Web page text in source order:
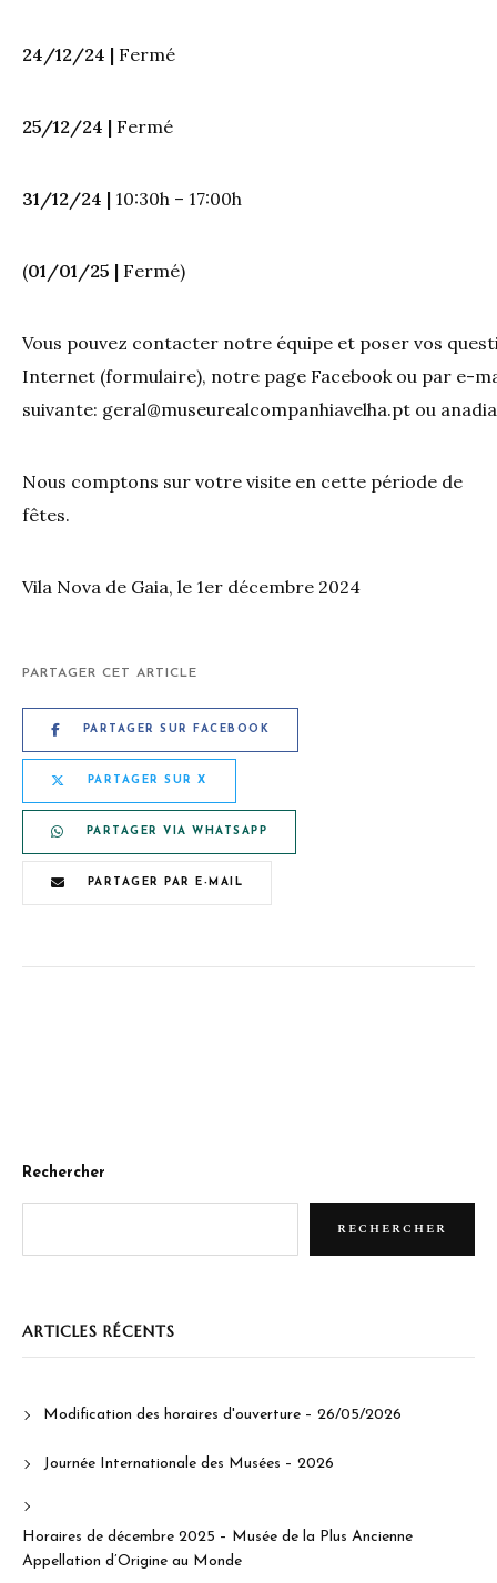
24/12/24 | Fermé
25/12/24 | Fermé
31/12/24 | 10:30h – 17:00h
(01/01/25 | Fermé)
Vous pouvez contacter notre équipe et poser vos
Internet (formulaire), notre page Facebook ou par e-
suivante: geral@museurealcompanhiavelha.pt ou
Nous comptons sur votre visite en cette période de
fêtes.
Vila Nova de Gaia, le 1er décembre 2024
PARTAGER CET ARTICLE
PARTAGER SUR FACEBOOK
PARTAGER SUR X
PARTAGER VIA WHATSAPP
PARTAGER PAR E-MAIL
Rechercher
RECHERCHER
ARTICLES RÉCENTS
Modification des horaires d'ouverture – 26/05/2026
Journée Internationale des Musées – 2026
Horaires de décembre 2025 – Musée de la Plus Ancienne
Appellation d’Origine au Monde